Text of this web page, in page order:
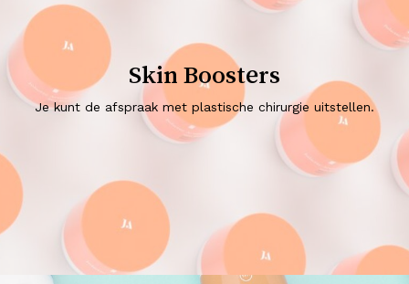
Skin Boosters
Je kunt de afspraak met plastische chirurgie uitstellen.